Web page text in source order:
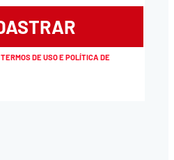
TERMOS DE USO E POLÍTICA DE